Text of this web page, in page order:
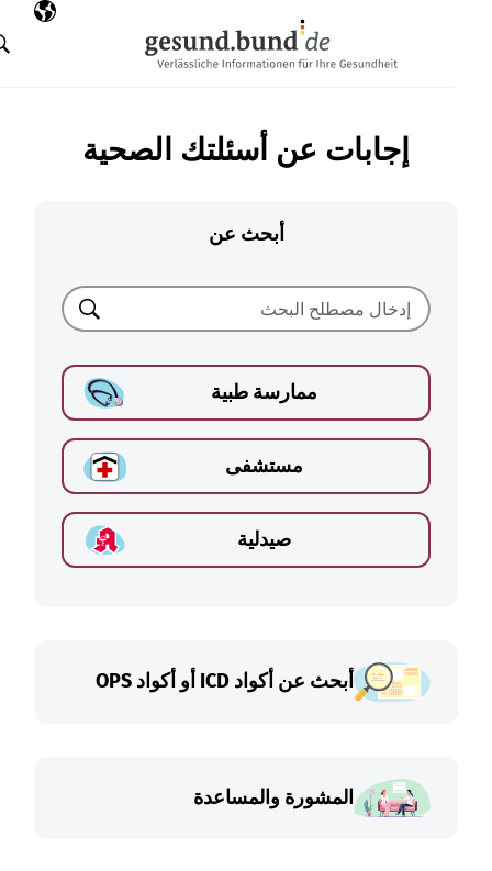
اللغة
البحث
إجابات عن أسئلتك الصحية
أبحث عن
ممارسة طبية
مستشفى
صيدلية
أبحث عن أكواد ICD أو أكواد OPS
المشورة والمساعدة